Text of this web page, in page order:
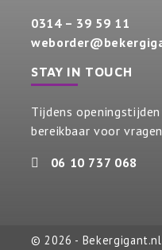
0314 – 39 59 11
STAY IN TOUCH
Tijdens
bereikbaar voor
06 10 737 068
© 2026 -